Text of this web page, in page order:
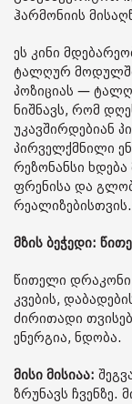
ჰარმონიის
ეს კინი
ტალღურ
პოზიციას —
ნიშნავს, რომ
უკავშირდებიან
პირველქმნილი
რეზონანსი
ფრენისა და
რეალიზებისთვის.
მზის ბეჭედი:
წითელი დრაკონი
კვების,
ძირითადი
ენერგია, ნდობა.
მისი მისიაა:
ზრუნავს ჩვენზე.